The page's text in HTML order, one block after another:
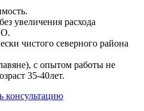
увеличения расхода
чистого северного района
с опытом работы не
35-40лет.
консультацию